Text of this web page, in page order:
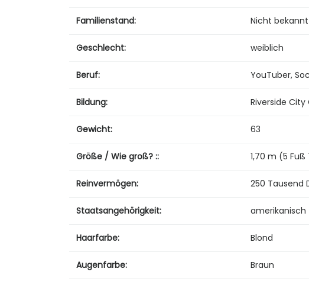
Familienstand: Nicht bekannt
Geschlecht: weiblich
Beruf: YouTuber,
Bildung: Riverside City
Gewicht: 63
Größe / Wie groß? :: 1,70 m (5 Fuß
Reinvermögen: 250 Tausend
Staatsangehörigkeit: amerikanisch
Haarfarbe: Blond
Augenfarbe: Braun